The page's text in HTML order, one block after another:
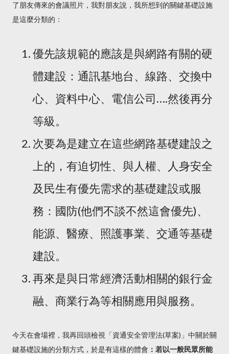
了朋友傳來的會議照片，我對朋友說，我所想到的關鍵基礎設施
是這麼分類的：
優先該規範的應該是與網路有關的硬
體建設：通訊基地台、線路、交換中
心、資料中心、電信公司….然後再分
等級。
次要為是建立在這些網路基礎建設之
上的，有迫切性、與人權、人身安全
及民生有優先需求的基礎建設或服
務：國防(他們不談不然這會優先)、
能源、醫療、照護事業、交通等基礎
建設。
再來是與日常經濟活動相關的銀行金
融、商業行為等相關應用與服務。
今天在會場裡，我再回頭檢視「資通安全管理法(草案)」中關於關
鍵基礎設施的分類方式，於是有這樣的體會 ：若以一般民眾所能